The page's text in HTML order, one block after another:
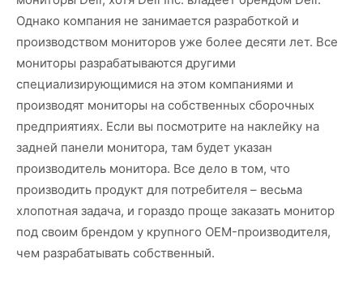
Однако компания не занимается разработкой и
производством мониторов уже более десяти лет. Все
мониторы разрабатываются другими
специализирующимися на этом компаниями и
производят мониторы на собственных сборочных
предприятиях. Если вы посмотрите на наклейку на
задней панели монитора, там будет указан
производитель монитора. Все дело в том, что
производить продукт для потребителя – весьма
хлопотная задача, и гораздо проще заказать монитор
под своим брендом у крупного OEM-производителя,
чем разрабатывать собственный.